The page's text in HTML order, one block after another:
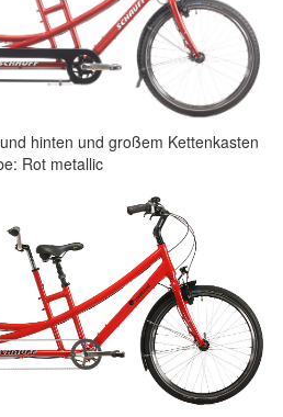
hinten und großem Kettenkasten
Rot metallic